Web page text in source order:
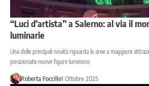
“Luci d’artista” a Salerno: al via il
luminarie
Una delle principali novità riguarda le aree a maggiore
posizionate nuove figure luminose
Roberta Foccillo1 Ottobre 2025